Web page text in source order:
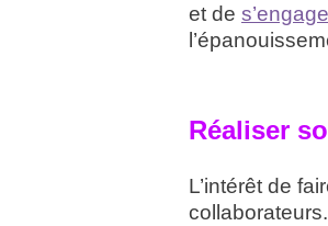
et de
Réaliser
L’intérêt de